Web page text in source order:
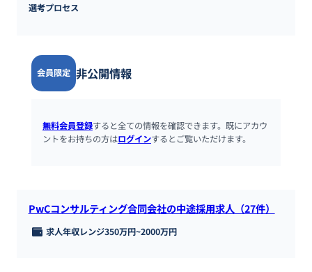
選考プロセス
会員限定 非公開情報
無料会員登録すると全ての情報を確認できます。既にアカウ
ントをお持ちの方はログインするとご覧いただけます。
PwCコンサルティング合同会社の中途採用求人（27件）
求人年収レンジ350万円~2000万円